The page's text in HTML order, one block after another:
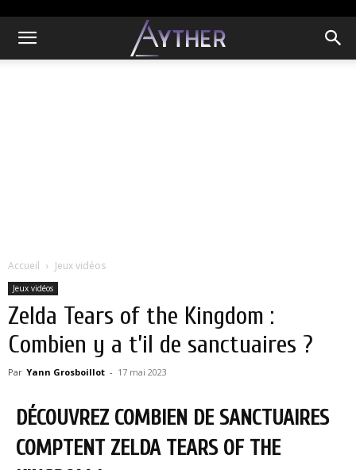
Accueil Jeux vidéos
Jeux vidéos
Zelda Tears of the Kingdom :
Combien y a t’il de sanctuaires ?
Par Yann Grosboillot - 17 mai 2023
DÉCOUVREZ COMBIEN DE SANCTUAIRES
COMPTENT ZELDA TEARS OF THE